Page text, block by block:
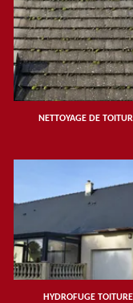
NETTOYAGE DE
HYDROFUGE